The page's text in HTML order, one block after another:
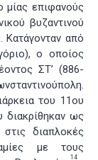
μίας επιφανούς
βυζαντινού
Κατάγονταν από
ο οποίος
ΣΤ’ (886-
του 11ου
διακρίθηκαν ως
στις διαπλοκές
με τους
14